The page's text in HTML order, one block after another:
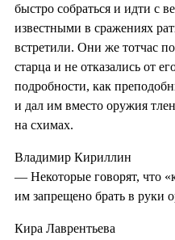
быстро собраться и идти с
известными в сражениях
встретили. Они же тотчас
старца и не отказались от
подробности, как
и дал им вместо оружия
на схимах.
Владимир Кириллин
— Некоторые говорят, что
им запрещено брать в руки
Кира Лаврентьева